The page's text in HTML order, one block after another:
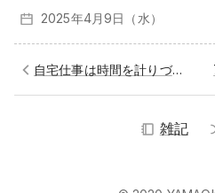
2025年4月9日（水）
自宅仕事は時間を計りづらい／手を動かすこと
雑記